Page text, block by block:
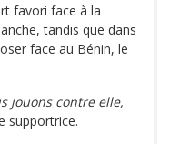
favori face à la
tandis que dans
face au Bénin, le
jouons contre elle,
supportrice.